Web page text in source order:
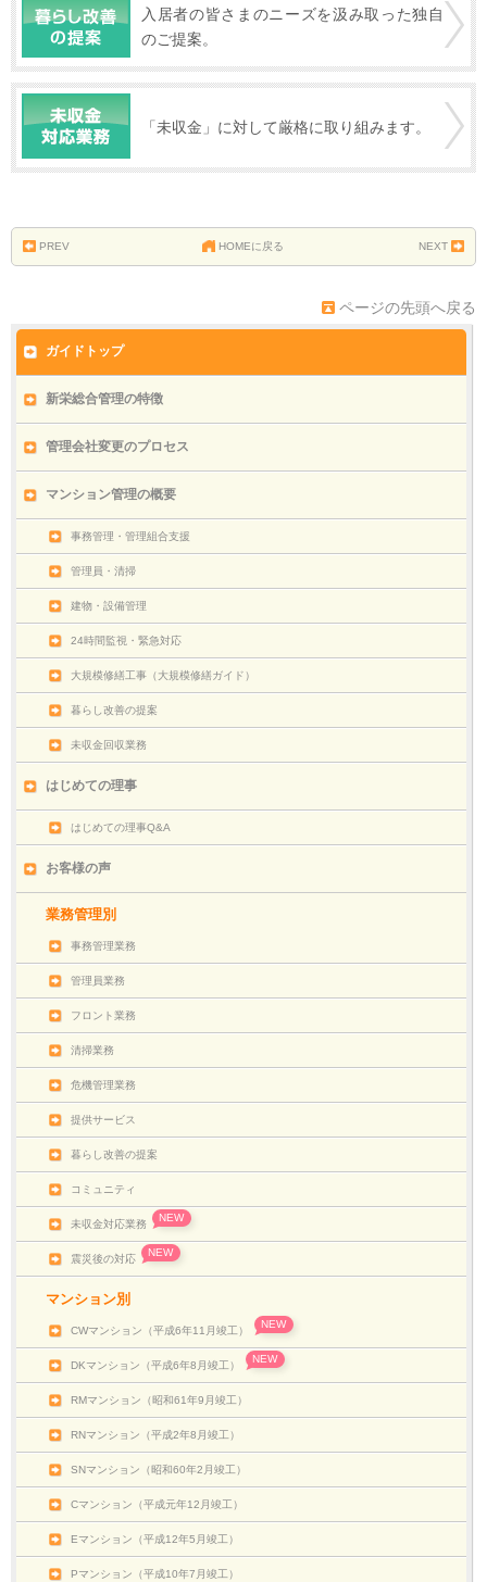
入居者の皆さまのニーズを汲み取った独自
のご提案。
「未収金」に対して厳格に取り組みます。
PREV HOMEに戻る NEXT
ページの先頭へ戻る
ガイドトップ
新栄総合管理の特徴
管理会社変更のプロセス
マンション管理の概要
事務管理・管理組合支援
管理員・清掃
建物・設備管理
24時間監視・緊急対応
大規模修繕工事（大規模修繕ガイド）
暮らし改善の提案
未収金回収業務
はじめての理事
はじめての理事Q&A
お客様の声
業務管理別
事務管理業務
管理員業務
フロント業務
清掃業務
危機管理業務
提供サービス
暮らし改善の提案
コミュニティ
未収金対応業務
NEW
震災後の対応
NEW
マンション別
CWマンション（平成6年11月竣工）
NEW
DKマンション（平成6年8月竣工）
NEW
RMマンション（昭和61年9月竣工）
RNマンション（平成2年8月竣工）
SNマンション（昭和60年2月竣工）
Cマンション（平成元年12月竣工）
Eマンション（平成12年5月竣工）
Pマンション（平成10年7月竣工）